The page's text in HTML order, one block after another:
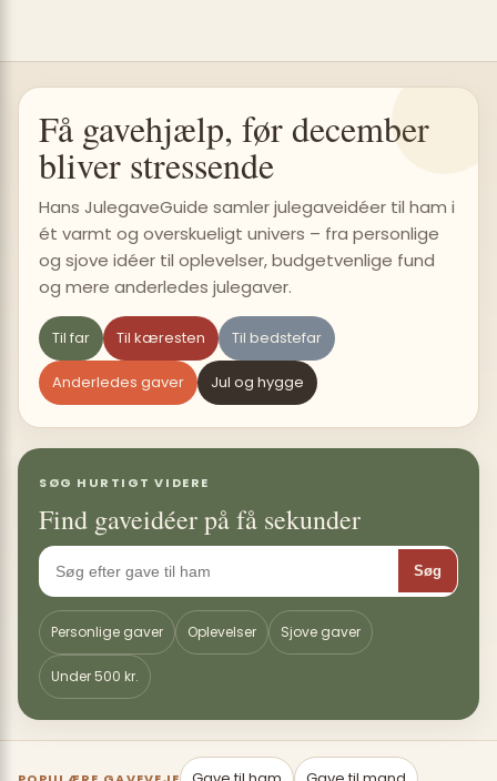
far
Få gavehjælp, før december
bliver stressende
Hans JulegaveGuide samler julegaveidéer til ham i
ét varmt og overskueligt univers – fra personlige
og sjove idéer til oplevelser, budgetvenlige fund
og mere anderledes julegaver.
Til far Til kæresten Til bedstefar
Anderledes gaver Jul og hygge
SØG HURTIGT VIDERE
Find gaveidéer på få sekunder
Søg
Personlige gaver Oplevelser Sjove gaver
Under 500 kr.